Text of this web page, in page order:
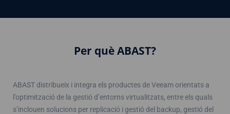
Per què ABAST?
ABAST distribueix i integra els productes de Veeam orientats a
l’optimització de la gestió d’entorns virtualitzats, entre els quals
s’inclouen solucions per replicació i gestió del backup, gestió del